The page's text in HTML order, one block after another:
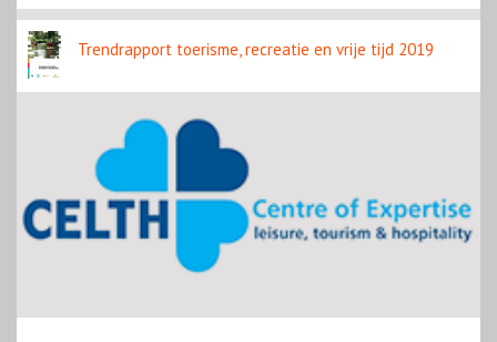
Trendrapport toerisme, recreatie en vrije tijd 2019